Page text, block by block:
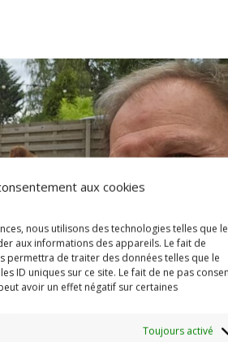
aux cookies
nous utilisons des technologies telles que
aux informations des appareils. Le fait de
permettra de traiter des données telles que le
ID uniques sur ce site. Le fait de ne pas
avoir un effet négatif sur certaines
Toujours activé